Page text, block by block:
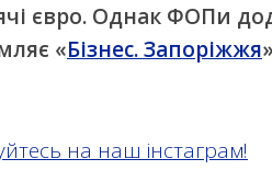
євро. Однак ФОПи
«Бізнес. Запоріжжя
на наш інстаграм!